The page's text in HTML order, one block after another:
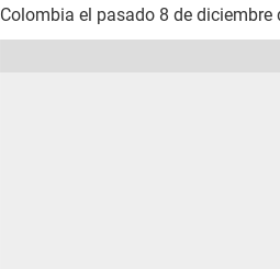
Colombia el pasado 8 de diciembre